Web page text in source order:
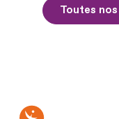
Toutes